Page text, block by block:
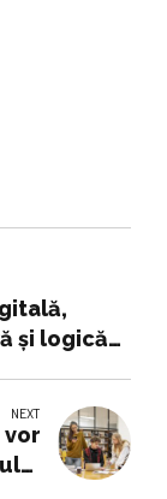
și logică
NEXT
vor